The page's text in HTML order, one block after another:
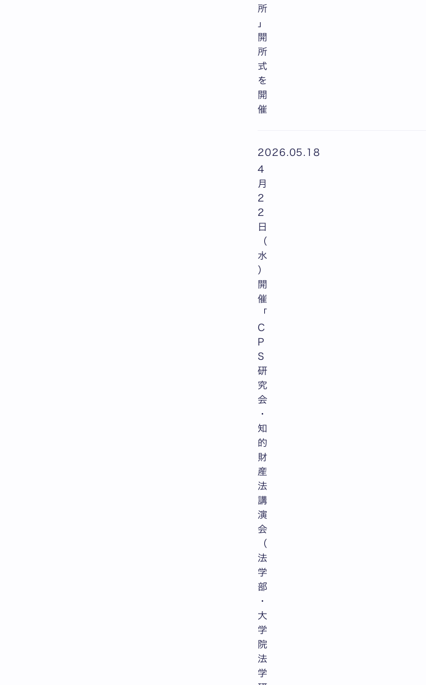
所
」
開
所
式
を
開
催
2026.05.18
4
月
2
2
日
（
水
）
開
催
「
C
P
S
研
究
会
・
知
的
財
産
法
講
演
会
（
法
学
部
・
大
学
院
法
学